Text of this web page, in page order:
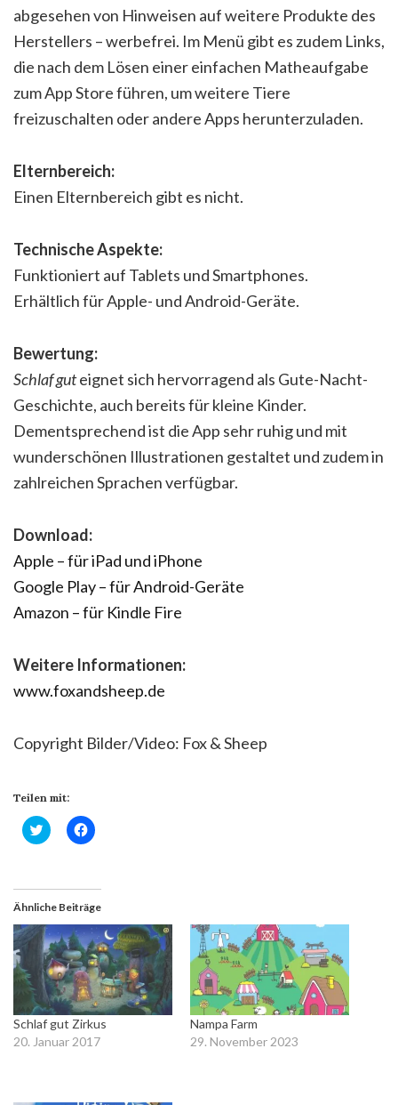
abgesehen von Hinweisen auf weitere Produkte des
Herstellers – werbefrei. Im Menü gibt es zudem Links,
die nach dem Lösen einer einfachen Matheaufgabe
zum App Store führen, um weitere Tiere
freizuschalten oder andere Apps herunterzuladen.
Elternbereich:
Einen Elternbereich gibt es nicht.
Technische Aspekte:
Funktioniert auf Tablets und Smartphones.
Erhältlich für Apple- und Android-Geräte.
Bewertung:
Schlaf guteignet sich hervorragend als Gute-Nacht-
Geschichte, auch bereits für kleine Kinder.
Dementsprechend ist die App sehr ruhig und mit
wunderschönen Illustrationen gestaltet und zudem in
zahlreichen Sprachen verfügbar.
Download:
Apple – für iPad und iPhone
Google Play – für Android-Geräte
Amazon – für Kindle Fire
Weitere Informationen:
www.foxandsheep.de
Copyright Bilder/Video: Fox & Sheep
Teilen mit:
Klick,
um
teilen
in
Fenster
geöffnet)
Klick,
um
teilen
in
Fenster
geöffnet)
Ähnliche Beiträge
Schlaf gut Zirkus
20. Januar 2017
Nampa Farm
29. November 2023